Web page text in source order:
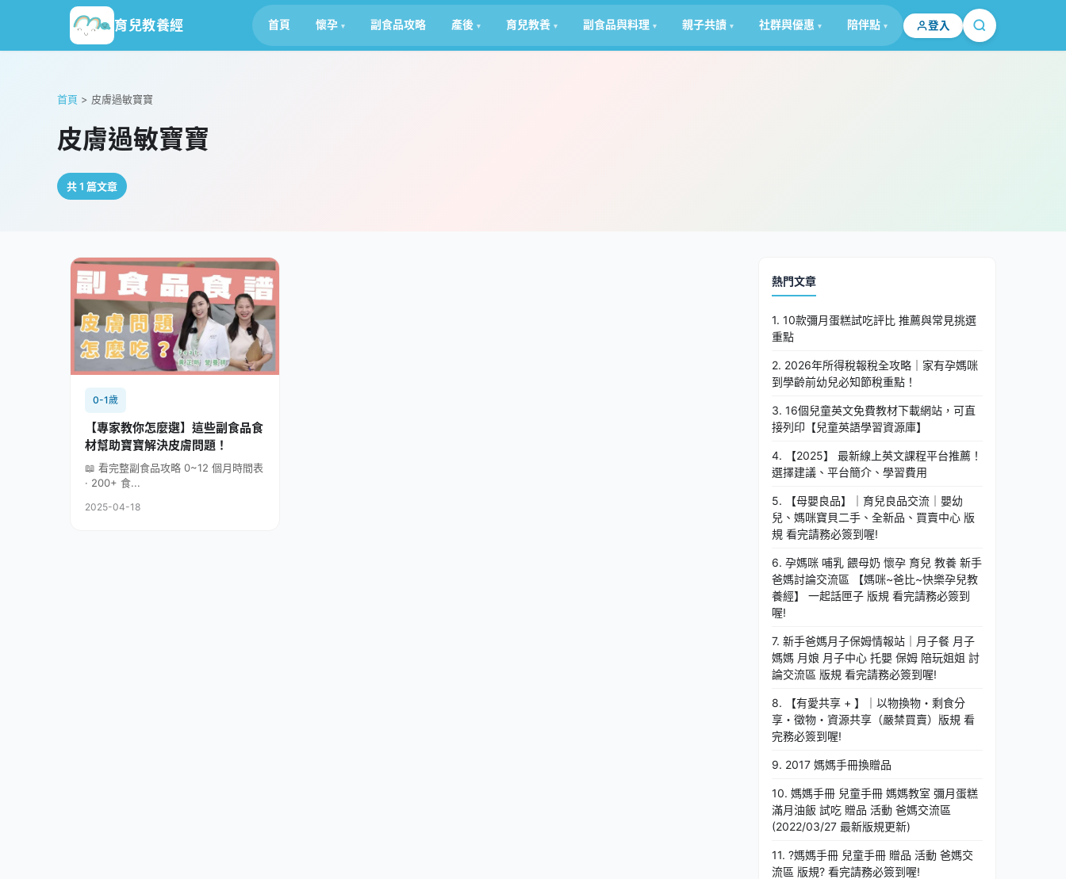
育兒教養經 首頁 懷孕 副食品攻略 產後 育兒教養 副食品與料理 親子共讀 社群與優惠 陪伴點 登入
首頁 > 皮膚過敏寶寶
皮膚過敏寶寶
共 1 篇文章
0-1歲
【專家教你怎麼選】這些副食品食
材幫助寶寶解決皮膚問題！
📖 看完整副食品攻略 0~12 個月時間表
· 200+ 食...
2025-04-18
熱門文章
1. 10款彌月蛋糕試吃評比 推薦與常見挑選
重點
2. 2026年所得稅報稅全攻略｜家有孕媽咪
到學齡前幼兒必知節稅重點！
3. 16個兒童英文免費教材下載網站，可直
接列印【兒童英語學習資源庫】
4. 【2025】 最新線上英文課程平台推薦！
選擇建議、平台簡介、學習費用
5. 【母嬰良品】｜育兒良品交流｜嬰幼
兒、媽咪寶貝二手、全新品、買賣中心 版
規 看完請務必簽到喔!
6. 孕媽咪 哺乳 餵母奶 懷孕 育兒 教養 新手
爸媽討論交流區 【媽咪~爸比~快樂孕兒教
養經】 一起話匣子 版規 看完請務必簽到
喔!
7. 新手爸媽月子保姆情報站｜月子餐 月子
媽媽 月娘 月子中心 托嬰 保姆 陪玩姐姐 討
論交流區 版規 看完請務必簽到喔!
8. 【有愛共享 + 】｜以物換物・剩食分
享・徵物・資源共享（嚴禁買賣）版規 看
完務必簽到喔!
9. 2017 媽媽手冊換贈品
10. 媽媽手冊 兒童手冊 媽媽教室 彌月蛋糕
滿月油飯 試吃 贈品 活動 爸媽交流區
(2022/03/27 最新版規更新)
11. ?媽媽手冊 兒童手冊 贈品 活動 爸媽交
流區 版規? 看完請務必簽到喔!